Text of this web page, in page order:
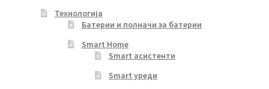
Технологија
Батерии и полначи за батерии
Smart Home
Smart асистенти
Smart уреди